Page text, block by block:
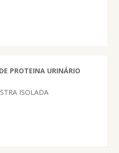
PROTEINA URINÁRIO
ISOLADA